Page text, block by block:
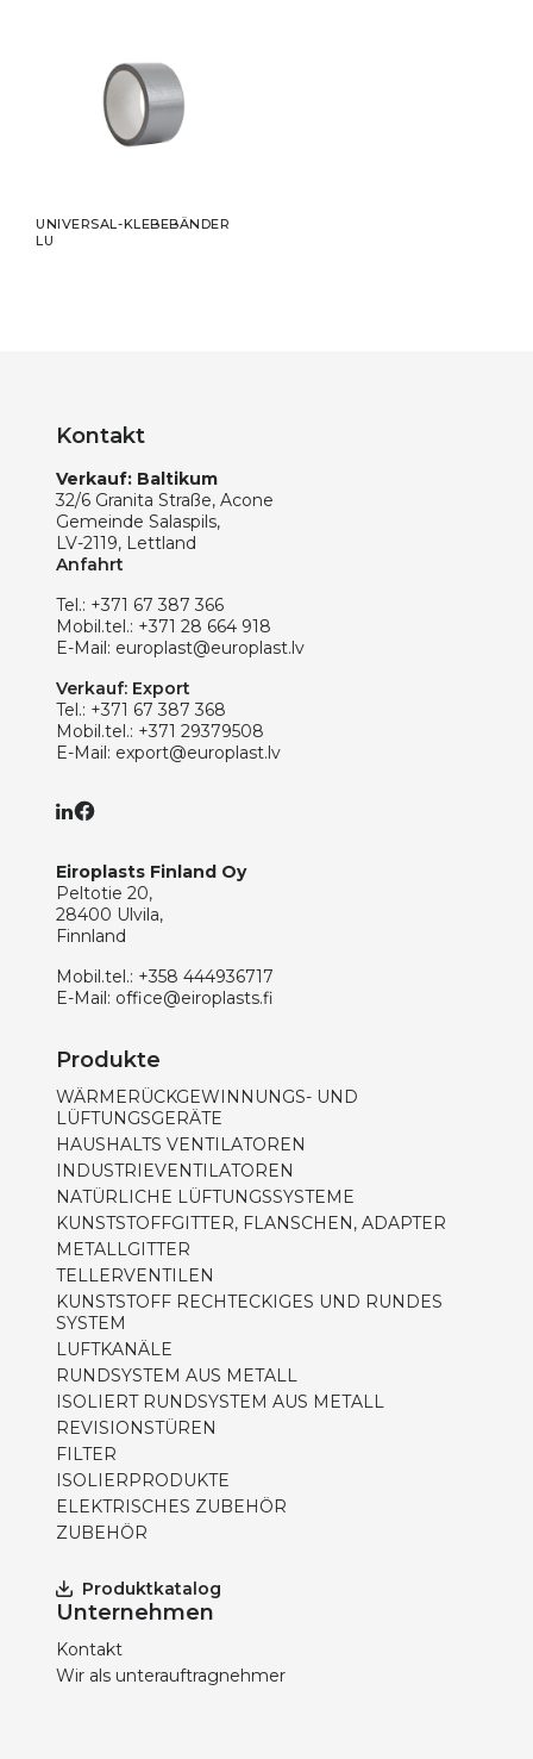
UNIVERSAL-KLEBEBÄNDER
LU
Kontakt
Verkauf: Baltikum
32/6 Granita Straße, Acone
Gemeinde Salaspils,
LV-2119, Lettland
Anfahrt
Tel.: +371 67 387 366
Mobil.tel.: +371 28 664 918
E-Mail: europlast@europlast.lv
Verkauf: Export
Tel.: +371 67 387 368
Mobil.tel.: +371 29379508
E-Mail: export@europlast.lv
Eiroplasts Finland Oy
Peltotie 20,
28400 Ulvila,
Finnland
Mobil.tel.: +358 444936717
E-Mail: office@eiroplasts.fi
Produkte
WÄRMERÜCKGEWINNUNGS- UND
LÜFTUNGSGERÄTE
HAUSHALTS VENTILATOREN
INDUSTRIEVENTILATOREN
NATÜRLICHE LÜFTUNGSSYSTEME
KUNSTSTOFFGITTER, FLANSCHEN, ADAPTER
METALLGITTER
TELLERVENTILEN
KUNSTSTOFF RECHTECKIGES UND RUNDES
SYSTEM
LUFTKANÄLE
RUNDSYSTEM AUS METALL
ISOLIERT RUNDSYSTEM AUS METALL
REVISIONSTÜREN
FILTER
ISOLIERPRODUKTE
ELEKTRISCHES ZUBEHÖR
ZUBEHÖR
Produktkatalog
Unternehmen
Kontakt
Wir als unterauftragnehmer